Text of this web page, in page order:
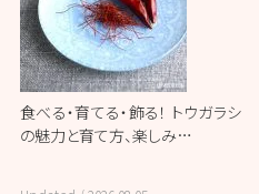
食べる・育てる・飾る！ トウガラシ
の魅力と育て方、楽しみ…